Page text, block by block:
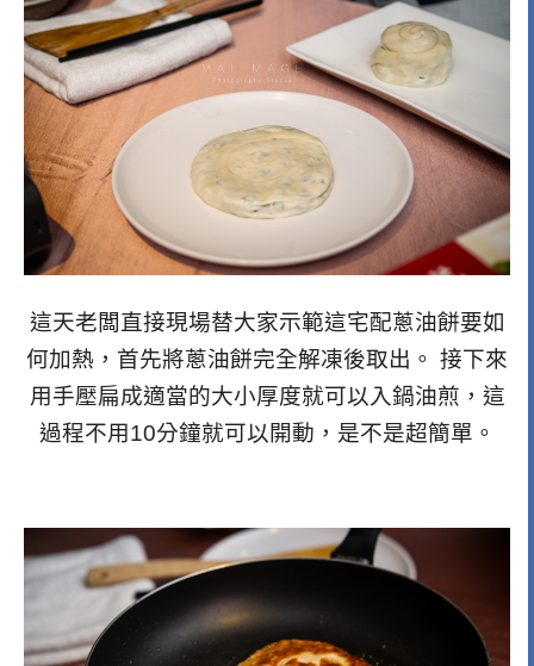
這天老闆直接現場替大家示範這宅配蔥油餅要如
何加熱，首先將蔥油餅完全解凍後取出。 接下來
用手壓扁成適當的大小厚度就可以入鍋油煎，這
過程不用10分鐘就可以開動，是不是超簡單。